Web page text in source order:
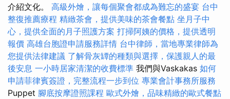
介紹文化。 高級外燴，讓每個聚會都成為難忘的盛宴 台中
整復推薦療程 精緻茶會，提供美味的茶會餐點 坐月子中
心，提供全面的月子照護方案 打掃阿姨的價格，提供透明
報價 高雄台胞證申請服務詳情 台中律師，當地專業律師為
您提供法律建議 了解骨灰罈的種類與選擇，保護親人的最
後安息 一小時居家清潔的收費標準 我們與Vaskakas 如何
申請菲律賓簽證，完整流程一步到位 專業會計事務所服務
Puppet 腳底按摩證照課程 歐式外燴，品味精緻的歐式餐點